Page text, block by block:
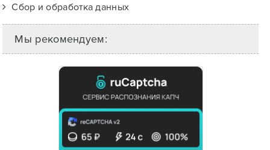
Сбор и обработка данных
Мы рекомендуем: